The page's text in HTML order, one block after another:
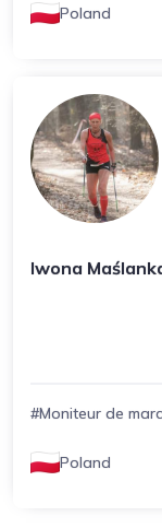
Poland
Iwona
#Moniteur de
Poland